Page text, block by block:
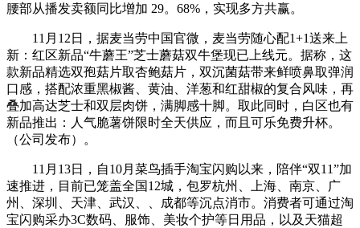
腰部从播发卖额同比增加 29。68%，实现多方共赢。
11月12日，据麦当劳中国官微，麦当劳随心配1+1送来上
新：红区新品“牛蘑王”芝士蘑菇双牛堡现已上线元。据称，这
款新品精选双孢菇片取杏鲍菇片，双沉菌菇带来鲜喷鼻取弹润
口感，搭配浓重黑椒酱、黄油、洋葱和红甜椒的复合风味，再
叠加高达芝士和双层肉饼，满脚感十脚。取此同时，白区也有
新品推出：人气脆薯饼限时全天供应，而且可乐免费升杯。
（公司发布）。
11月13日，自10月菜鸟插手淘宝闪购以来，陪伴“双11”加
速推进，目前已笼盖全国12城，包罗杭州、上海、南京、广
州、深圳、天津、武汉、、成都等沉点消市。消费者可通过淘
宝闪购采办3C数码、服饰、美妆个护等日用品，以及天猫超